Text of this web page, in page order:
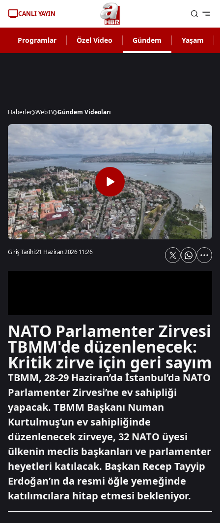
CANLI YAYIN
Programlar Özel Video Gündem Yaşam
Haberler WebTV Gündem Videoları
Giriş Tarihi:21 Haziran 2026 11:26
NATO Parlamenter Zirvesi
TBMM'de düzenlenecek:
Kritik zirve için geri sayım
TBMM, 28-29 Haziran’da İstanbul’da NATO
Parlamenter Zirvesi’ne ev sahipliği
yapacak. TBMM Başkanı Numan
Kurtulmuş’un ev sahipliğinde
düzenlenecek zirveye, 32 NATO üyesi
ülkenin meclis başkanları ve parlamenter
heyetleri katılacak. Başkan Recep Tayyip
Erdoğan’ın da resmi öğle yemeğinde
katılımcılara hitap etmesi bekleniyor.